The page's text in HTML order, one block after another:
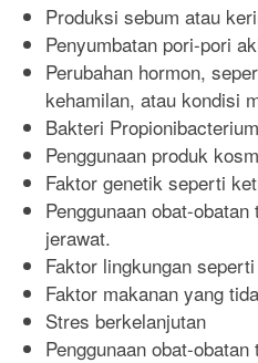
Produksi sebum atau
Penyumbatan pori-pori
Perubahan hormon,
kehamilan, atau kondisi
Bakteri
Penggunaan produk
Faktor genetik seperti
Penggunaan obat-
jerawat.
Faktor lingkungan
Faktor makanan yang
Stres berkelanjutan
Penggunaan obat-